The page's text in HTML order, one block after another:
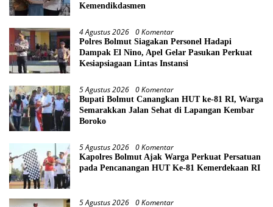
Kemendikdasmen
4 Agustus 2026 0 Komentar
Polres Bolmut Siagakan Personel Hadapi
Dampak El Nino, Apel Gelar Pasukan Perkuat
Kesiapsiagaan Lintas Instansi
5 Agustus 2026 0 Komentar
Bupati Bolmut Canangkan HUT ke-81 RI, Warga
Semarakkan Jalan Sehat di Lapangan Kembar
Boroko
5 Agustus 2026 0 Komentar
Kapolres Bolmut Ajak Warga Perkuat Persatuan
pada Pencanangan HUT Ke-81 Kemerdekaan RI
5 Agustus 2026 0 Komentar